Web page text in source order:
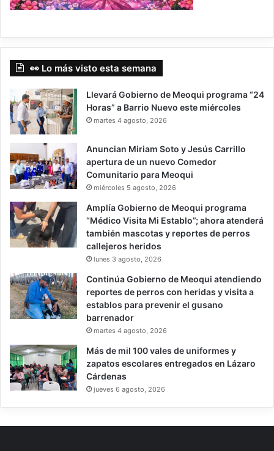
👀 Lo más visto esta semana
Llevará Gobierno de Meoqui programa “24
Horas” a Barrio Nuevo este miércoles
martes 4 agosto, 2026
Anuncian Miriam Soto y Jesús Carrillo
apertura de un nuevo Comedor
Comunitario para Meoqui
miércoles 5 agosto, 2026
Amplía Gobierno de Meoqui programa
“Médico Visita Mi Establo”; ahora atenderá
también mascotas y reportes de perros
callejeros heridos
lunes 3 agosto, 2026
Continúa Gobierno de Meoqui atendiendo
reportes de perros con heridas y visita a
establos para prevenir el gusano
barrenador
martes 4 agosto, 2026
Más de mil 100 vales de uniformes y
zapatos escolares entregados en Lázaro
Cárdenas
jueves 6 agosto, 2026